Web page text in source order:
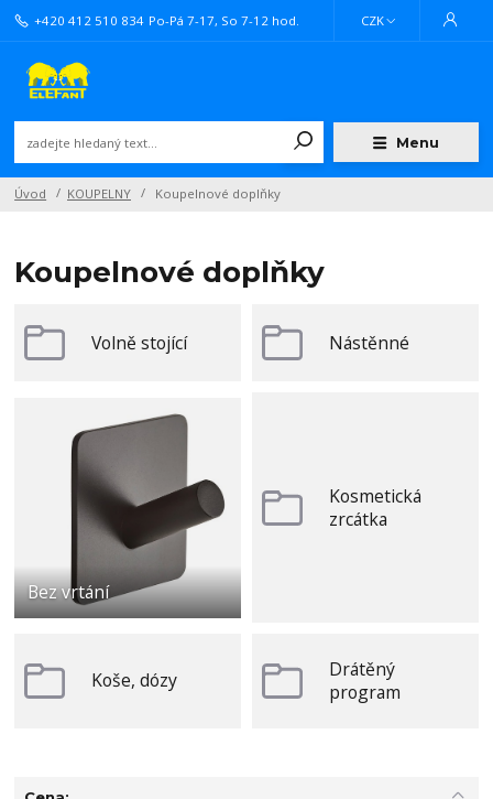
Menu
CZK
+420 412 510 834 Po-Pá 7-17, So 7-12 hod.
Úvod KOUPELNY Koupelnové doplňky
Koupelnové doplňky
Volně stojící Nástěnné
Bez vrtání
Kosmetická
zrcátka
Koše, dózy
Drátěný
program